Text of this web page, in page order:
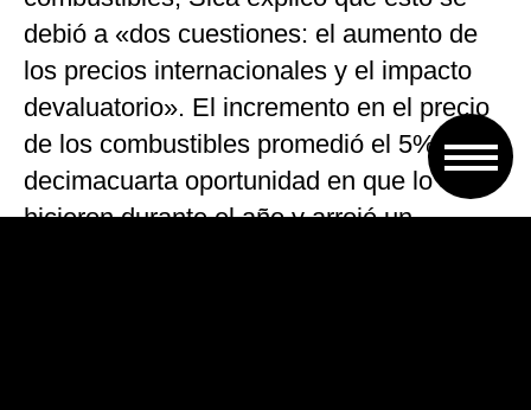
debió a «dos cuestiones: el aumento de
los precios internacionales y el impacto
devaluatorio». El incremento en el precio
de los combustibles promedió el 5% en la
decimacuarta oportunidad en que lo
hicieron durante el año y arrojó un